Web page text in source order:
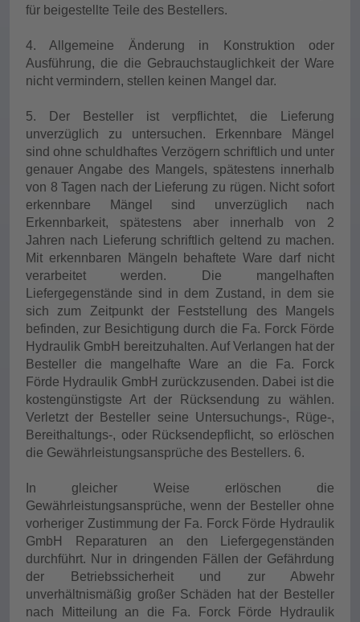
für beigestellte Teile des Bestellers.
4. Allgemeine Änderung in Konstruktion oder
Ausführung, die die Gebrauchstauglichkeit der Ware
nicht vermindern, stellen keinen Mangel dar.
5. Der Besteller ist verpflichtet, die Lieferung
unverzüglich zu untersuchen. Erkennbare Mängel
sind ohne schuldhaftes Verzögern schriftlich und unter
genauer Angabe des Mangels, spätestens innerhalb
von 8 Tagen nach der Lieferung zu rügen. Nicht sofort
erkennbare Mängel sind unverzüglich nach
Erkennbarkeit, spätestens aber innerhalb von 2
Jahren nach Lieferung schriftlich geltend zu machen.
Mit erkennbaren Mängeln behaftete Ware darf nicht
verarbeitet werden. Die mangelhaften
Liefergegenstände sind in dem Zustand, in dem sie
sich zum Zeitpunkt der Feststellung des Mangels
befinden, zur Besichtigung durch die Fa. Forck Förde
Hydraulik GmbH bereitzuhalten. Auf Verlangen hat der
Besteller die mangelhafte Ware an die Fa. Forck
Förde Hydraulik GmbH zurückzusenden. Dabei ist die
kostengünstigste Art der Rücksendung zu wählen.
Verletzt der Besteller seine Untersuchungs-, Rüge-,
Bereithaltungs-, oder Rücksendepflicht, so erlöschen
die Gewährleistungsansprüche des Bestellers. 6.
In gleicher Weise erlöschen die
Gewährleistungsansprüche, wenn der Besteller ohne
vorheriger Zustimmung der Fa. Forck Förde Hydraulik
GmbH Reparaturen an den Liefergegenständen
durchführt. Nur in dringenden Fällen der Gefährdung
der Betriebssicherheit und zur Abwehr
unverhältnismäßig großer Schäden hat der Besteller
nach Mitteilung an die Fa. Forck Förde Hydraulik